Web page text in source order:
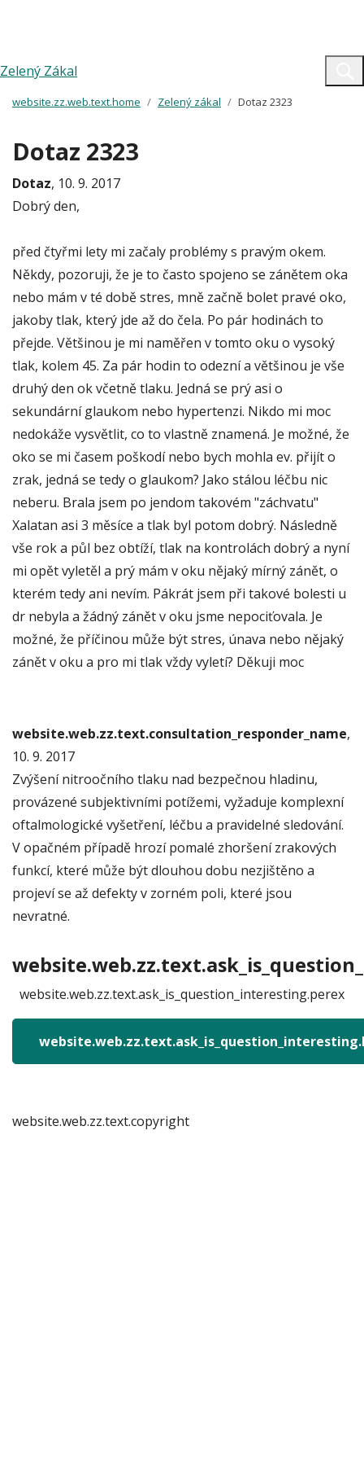
Zelený Zákal
website.zz.web.text.home Zelený zákal Dotaz 2323
Dotaz 2323
Dotaz, 10. 9. 2017
Dobrý den,
před čtyřmi lety mi začaly problémy s pravým okem.
Někdy, pozoruji, že je to často spojeno se zánětem oka
nebo mám v té době stres, mně začně bolet pravé oko,
jakoby tlak, který jde až do čela. Po pár hodinách to
přejde. Většinou je mi naměřen v tomto oku o vysoký
tlak, kolem 45. Za pár hodin to odezní a většinou je vše
druhý den ok včetně tlaku. Jedná se prý asi o
sekundární glaukom nebo hypertenzi. Nikdo mi moc
nedokáže vysvětlit, co to vlastně znamená. Je možné, že
oko se mi časem poškodí nebo bych mohla ev. přijít o
zrak, jedná se tedy o glaukom? Jako stálou léčbu nic
neberu. Brala jsem po jendom takovém "záchvatu"
Xalatan asi 3 měsíce a tlak byl potom dobrý. Následně
vše rok a půl bez obtíží, tlak na kontrolách dobrý a nyní
mi opět vyletěl a prý mám v oku nějaký mírný zánět, o
kterém tedy ani nevím. Pákrát jsem při takové bolesti u
dr nebyla a žádný zánět v oku jsme nepociťovala. Je
možné, že příčinou může být stres, únava nebo nějaký
zánět v oku a pro mi tlak vždy vyletí? Děkuji moc
website.web.zz.text.consultation_responder_name,
10. 9. 2017
Zvýšení nitroočního tlaku nad bezpečnou hladinu,
provázené subjektivními potížemi, vyžaduje komplexní
oftalmologické vyšetření, léčbu a pravidelné sledování.
V opačném případě hrozí pomalé zhoršení zrakových
funkcí, které může být dlouhou dobu nezjištěno a
projeví se až defekty v zorném poli, které jsou
nevratné.
website.web.zz.text.ask_is_question_interesting.perex
website.web.zz.text.copyright